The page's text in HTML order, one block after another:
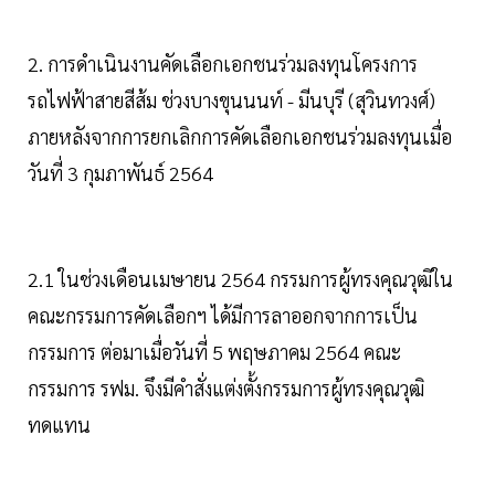
2. การดำเนินงานคัดเลือกเอกชนร่วมลงทุนโครงการ
รถไฟฟ้าสายสีส้ม ช่วงบางขุนนนท์ - มีนบุรี (สุวินทวงศ์)
ภายหลังจากการยกเลิกการคัดเลือกเอกชนร่วมลงทุนเมื่อ
วันที่ 3 กุมภาพันธ์ 2564
2.1 ในช่วงเดือนเมษายน 2564 กรรมการผู้ทรงคุณวุฒิใน
คณะกรรมการคัดเลือกฯ ได้มีการลาออกจากการเป็น
กรรมการ ต่อมาเมื่อวันที่ 5 พฤษภาคม 2564 คณะ
กรรมการ รฟม. จึงมีคำสั่งแต่งตั้งกรรมการผู้ทรงคุณวุฒิ
ทดแทน